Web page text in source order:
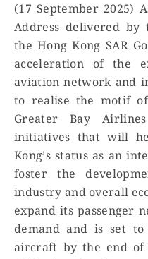
(17 September 2025)
Address delivered by
the Hong Kong SAR
acceleration of the
aviation network and
to realise the motif
Greater Bay
initiatives that will
Kong’s status as an
foster the
industry and overall
expand its passenger
demand and is set
aircraft by the end